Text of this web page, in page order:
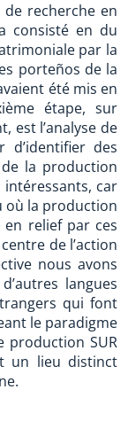
de recherche en
consisté en du
par la
porteños de la
été mis en
étape, sur
est l’analyse de
des
la production
car
où la production
en relief par ces
de l’action
nous avons
langues
qui font
le paradigme
production SUR
un lieu distinct